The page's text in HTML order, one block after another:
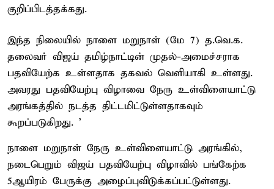
குறிப்பிடத்தக்கது.
இந்த நிலையில் நாளை மறுநாள் (மே 7) த.வெ.க.
தலைவர் விஜய் தமிழ்நாட்டின் முதல்-அமைச்சராக
பதவியேற்க உள்ளதாக தகவல் வெளியாகி உள்ளது.
அவரது பதவியேற்பு விழாவை நேரு உள்விளையாட்டு
அரங்கத்தில் நடத்த திட்டமிட்டுள்ளதாகவும்
கூறப்படுகிறது. ’
நாளை மறுநாள் நேரு உள்விளையாட்டு அரங்கில்,
நடைபெறும் விஜய் பதவியேற்பு விழாவில் பங்கேற்க
5ஆயிரம் பேருக்கு அழைப்புவிடுக்கப்பட்டுள்ளது.